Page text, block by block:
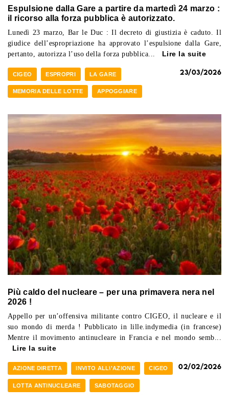
Espulsione dalla Gare a partire da martedì 24 marzo :
il ricorso alla forza pubblica è autorizzato.
Lunedì 23 marzo, Bar le Duc : Il decreto di giustizia è caduto. Il
giudice dell’espropriazione ha approvato l’espulsione dalla Gare,
pertanto, autorizza l’uso della forza pubblica... Lire la suite
23/03/2026
CIGEO ESPROPRI LA GARE
MEMORIA DELLE LOTTE APPOGGIARE
Più caldo del nucleare – per una primavera nera nel
2026 !
Appello per un’offensiva militante contro CIGEO, il nucleare e il
suo mondo di merda ! Pubblicato in lille.indymedia (in francese)
Mentre il movimento antinucleare in Francia e nel mondo semb...
Lire la suite
02/02/2026
AZIONE DIRETTA INVITO ALL\'AZIONE CIGEO
LOTTA ANTINUCLEARE SABOTAGGIO